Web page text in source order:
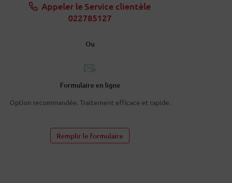
Appeler le Service clientèle
022785127
Ou
Formulaire en ligne
Option recommandée. Traitement efficace et rapide.
Remplir le formulaire